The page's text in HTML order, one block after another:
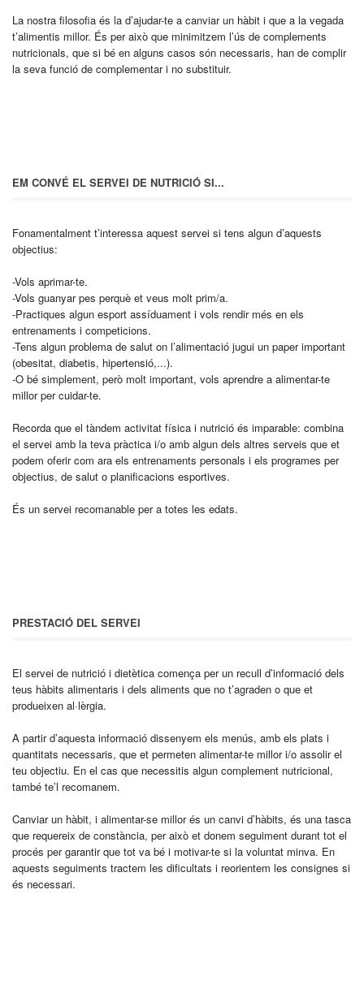
La nostra filosofia és la d’ajudar-te a canviar un hàbit i que a la vegada
t’alimentis millor. És per això que minimitzem l’ús de complements
nutricionals, que si bé en alguns casos són necessaris, han de complir
la seva funció de complementar i no substituir.
EM CONVÉ EL SERVEI DE NUTRICIÓ SI...
Fonamentalment t’interessa aquest servei si tens algun d’aquests
objectius:
-Vols aprimar-te.
-Vols guanyar pes perquè et veus molt prim/a.
-Practiques algun esport assíduament i vols rendir més en els
entrenaments i competicions.
-Tens algun problema de salut on l’alimentació jugui un paper important
(obesitat, diabetis, hipertensió,...).
-O bé simplement, però molt important, vols aprendre a alimentar-te
millor per cuidar-te.
Recorda que el tàndem activitat física i nutrició és imparable: combina
el servei amb la teva pràctica i/o amb algun dels altres serveis que et
podem oferir com ara els entrenaments personals i els programes per
objectius, de salut o planificacions esportives.
És un servei recomanable per a totes les edats.
PRESTACIÓ DEL SERVEI
El servei de nutrició i dietètica comença per un recull d’informació dels
teus hàbits alimentaris i dels aliments que no t’agraden o que et
produeixen al·lèrgia.
A partir d’aquesta informació dissenyem els menús, amb els plats i
quantitats necessaris, que et permeten alimentar-te millor i/o assolir el
teu objectiu. En el cas que necessitis algun complement nutricional,
també te’l recomanem.
Canviar un hàbit, i alimentar-se millor és un canvi d’hàbits, és una tasca
que requereix de constància, per això et donem seguiment durant tot el
procés per garantir que tot va bé i motivar-te si la voluntat minva. En
aquests seguiments tractem les dificultats i reorientem les consignes si
és necessari.